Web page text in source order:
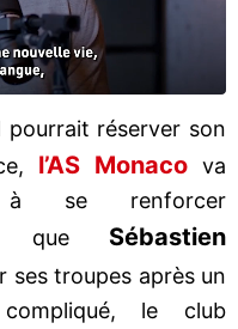
réserver son
l’AS Monacova
à se renforcer
que Sébastien
ses troupes après un
le club